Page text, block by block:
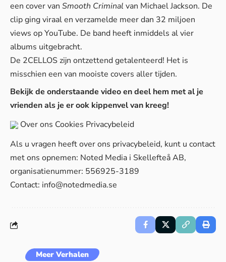
een cover van Smooth Criminal van Michael Jackson. De
clip ging viraal en verzamelde meer dan 32 miljoen
views op YouTube. De band heeft inmiddels al vier
albums uitgebracht.
De 2CELLOS zijn ontzettend getalenteerd! Het is
misschien een van mooiste covers aller tijden.
Bekijk de onderstaande video en deel hem met al je
vrienden als je er ook kippenvel van kreeg!
Over ons Cookies Privacybeleid
Als u vragen heeft over ons privacybeleid, kunt u contact
met ons opnemen: Noted Media i Skellefteå AB,
organisatienummer: 556925-3189
Contact: info@notedmedia.se
Meer Verhalen